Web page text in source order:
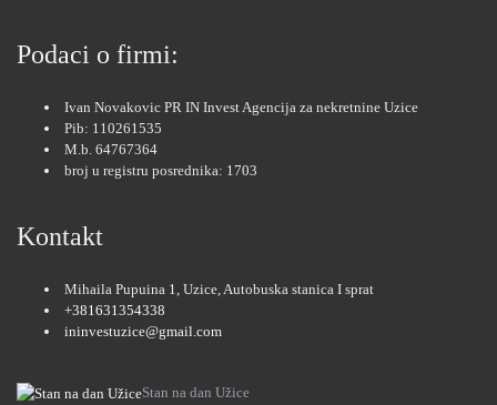
Podaci o firmi:
Ivan Novakovic PR IN Invest Agencija za nekretnine Uzice
Pib: 110261535
M.b. 64767364
broj u registru posrednika: 1703
Kontakt
Mihaila Pupuina 1, Uzice, Autobuska stanica I sprat
+381631354338
ininvestuzice@gmail.com
Stan na dan Užice